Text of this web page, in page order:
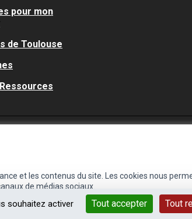
souhaitez activer Tout accepter Tout
et les contenus du site. Les cookies nous
de médias sociaux.
pour mon
de Toulouse